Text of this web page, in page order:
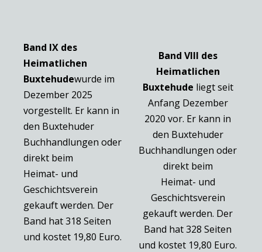
Band IX des
Heimatlichen
Buxtehudewurde im
Dezember 2025
vorgestellt. Er kann in
den Buxtehuder
Buchhandlungen oder
direkt beim
Heimat- und
Geschichtsverein
gekauft werden. Der
Band hat 318 Seiten
und kostet 19,80 Euro.
Band VIII des
Heimatlichen
Buxtehude liegt seit
Anfang Dezember
2020 vor. Er kann in
den Buxtehuder
Buchhandlungen oder
direkt beim
Heimat- und
Geschichtsverein
gekauft werden. Der
Band hat 328 Seiten
und kostet 19,80 Euro.